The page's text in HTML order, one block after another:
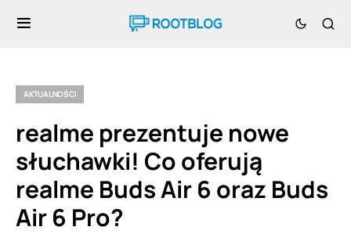
AKTUALNOŚCI
realme prezentuje nowe
słuchawki! Co oferują
realme Buds Air 6 oraz Buds
Air 6 Pro?